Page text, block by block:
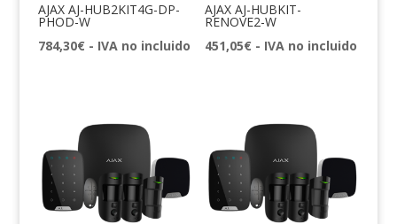
AJAX AJ-HUB2KIT4G-DP-
PHOD-W
784,30€ - IVA no incluido
AJAX AJ-HUBKIT-
RENOVE2-W
451,05€ - IVA no incluido